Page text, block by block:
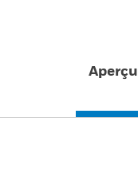
Aperçu